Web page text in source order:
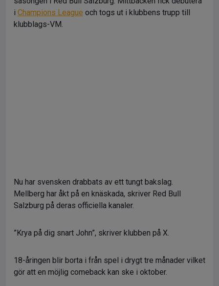
i Champions League och togs ut i klubbens trupp till
klubblags-VM.
Nu har svensken drabbats av ett tungt bakslag.
Mellberg har åkt på en knäskada, skriver Red Bull
Salzburg på deras officiella kanaler.
”Krya på dig snart John”, skriver klubben på X.
18-åringen blir borta i från spel i drygt tre månader vilket
gör att en möjlig comeback kan ske i oktober.